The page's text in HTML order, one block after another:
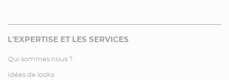
L'EXPERTISE ET LES SERVICES
Qui sommes nous ?
Idées de looks